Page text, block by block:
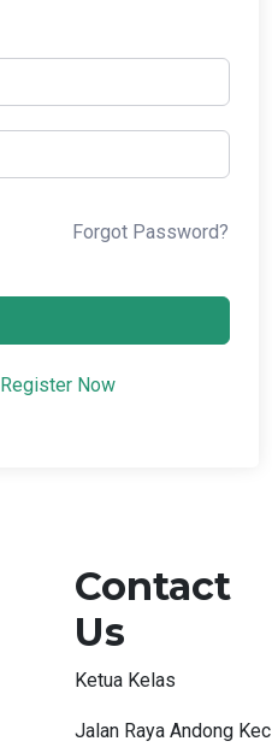
Forgot Password?
Register Now
Contact
Us
Ketua Kelas
Jalan Raya Andong Kec